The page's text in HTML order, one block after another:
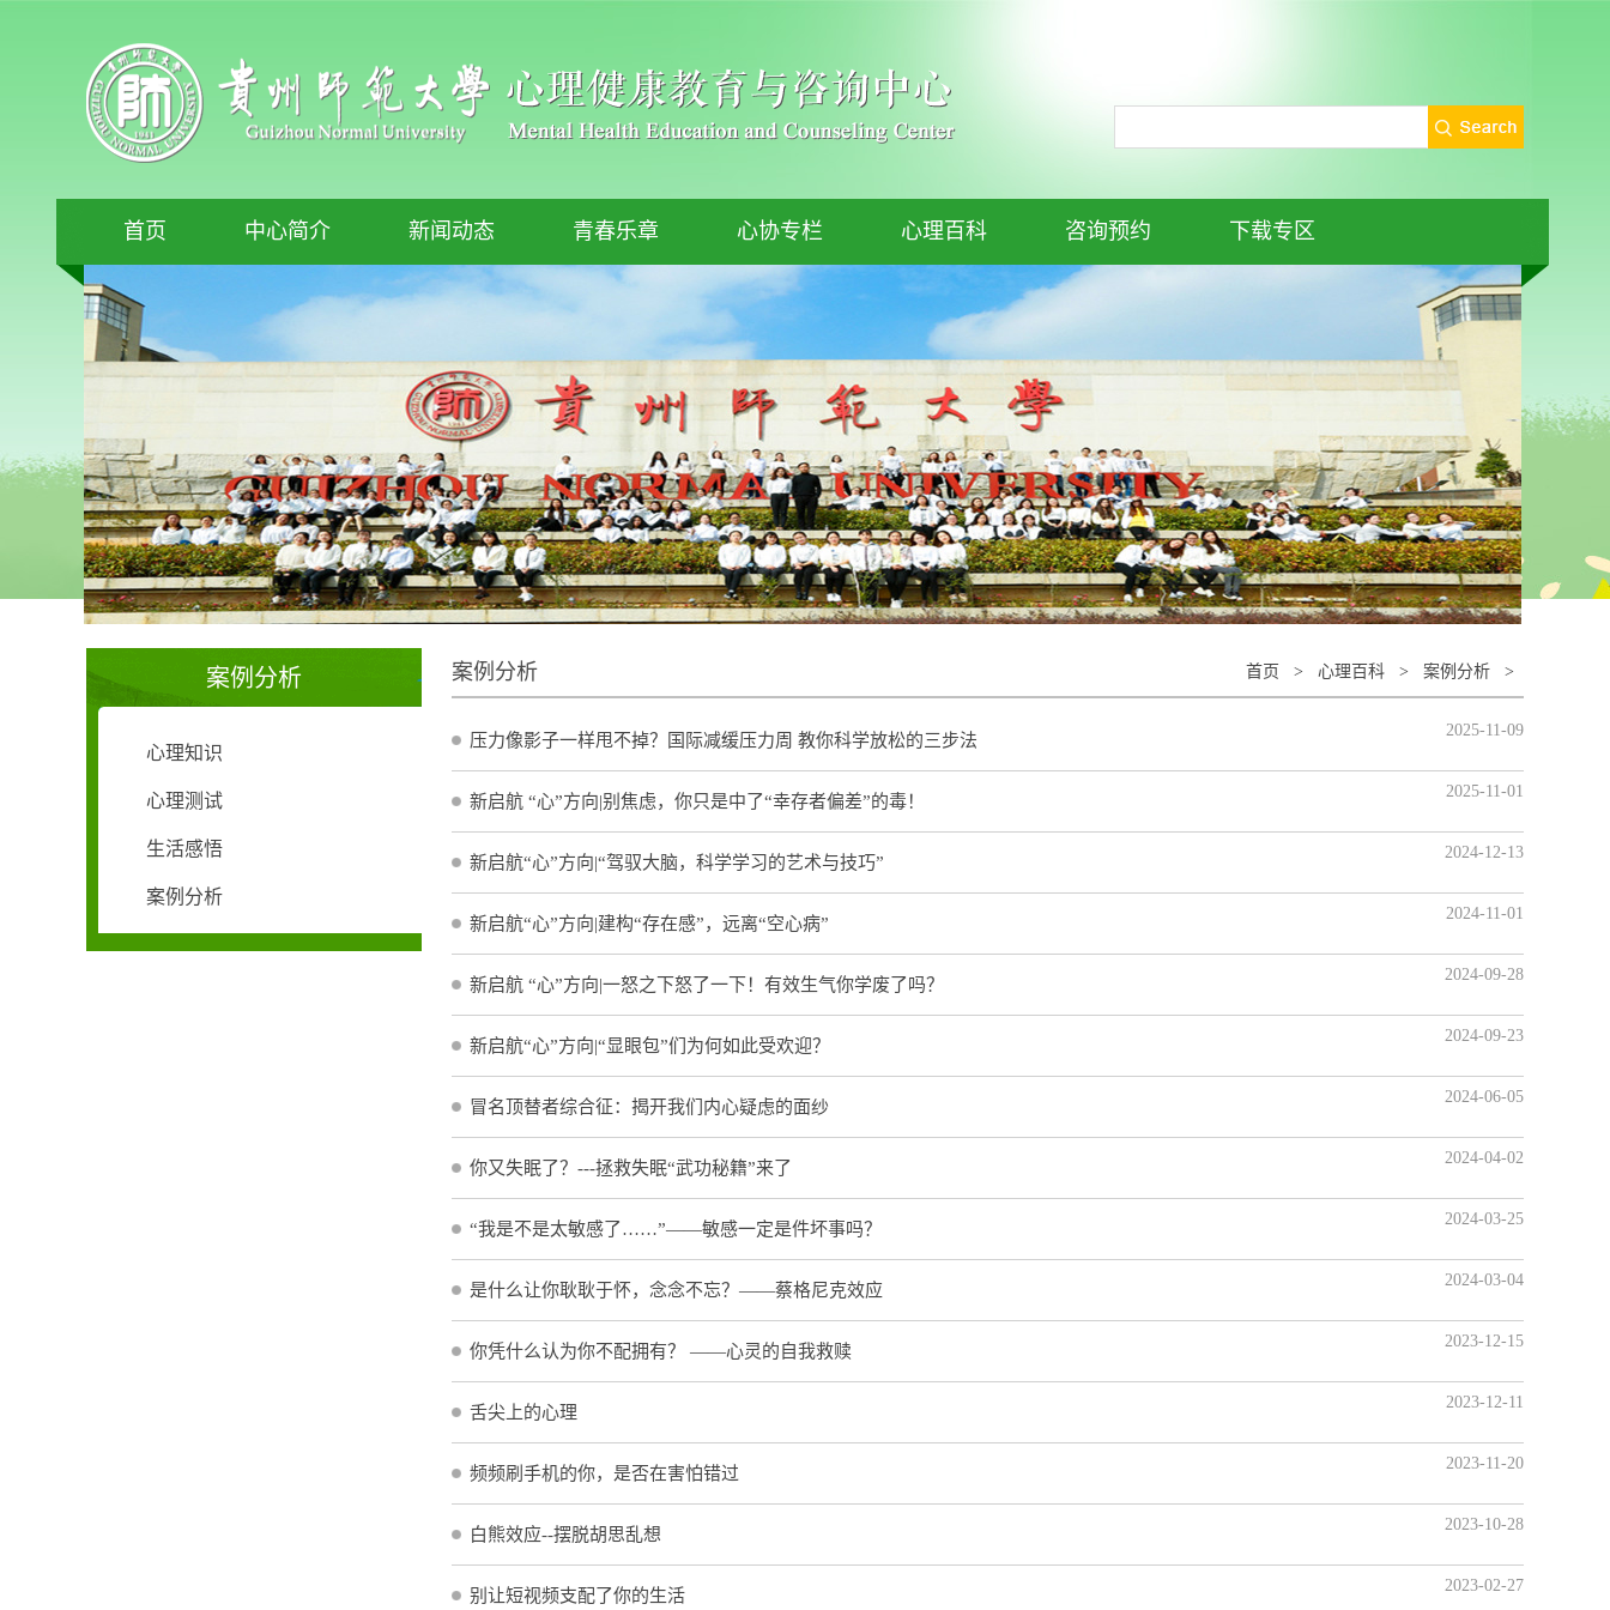
首页 中心简介 新闻动态 青春乐章 心协专栏 心理百科 咨询预约 下载专区
案例分析
心理知识
心理测试
生活感悟
案例分析
首页 > 心理百科 > 案例分析 >
案例分析
压力像影子一样甩不掉？国际减缓压力周 教你科学放松的三步法
2025-11-09
新启航 “心”方向|别焦虑，你只是中了“幸存者偏差”的毒！
2025-11-01
新启航“心”方向|“驾驭大脑，科学学习的艺术与技巧”
2024-12-13
新启航“心”方向|建构“存在感”，远离“空心病”
2024-11-01
新启航 “心”方向|一怒之下怒了一下！有效生气你学废了吗？
2024-09-28
新启航“心”方向|“显眼包”们为何如此受欢迎？
2024-09-23
冒名顶替者综合征：揭开我们内心疑虑的面纱
2024-06-05
你又失眠了？---拯救失眠“武功秘籍”来了
2024-04-02
“我是不是太敏感了……”——敏感一定是件坏事吗？
2024-03-25
是什么让你耿耿于怀，念念不忘？——蔡格尼克效应
2024-03-04
你凭什么认为你不配拥有？ ——心灵的自我救赎
2023-12-15
舌尖上的心理
2023-12-11
频频刷手机的你，是否在害怕错过
2023-11-20
白熊效应--摆脱胡思乱想
2023-10-28
别让短视频支配了你的生活
2023-02-27